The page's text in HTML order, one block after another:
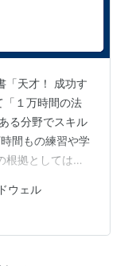
「天才！ 成功す
１万時間の法
る分野でスキル
間もの練習や学
根拠としては、
。 藤本篤志さ
（日経プレミ
べています。
ウェル